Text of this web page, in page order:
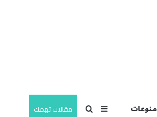
منوعات إضافة عمود جانبي
بحث عنمقالات تهمك